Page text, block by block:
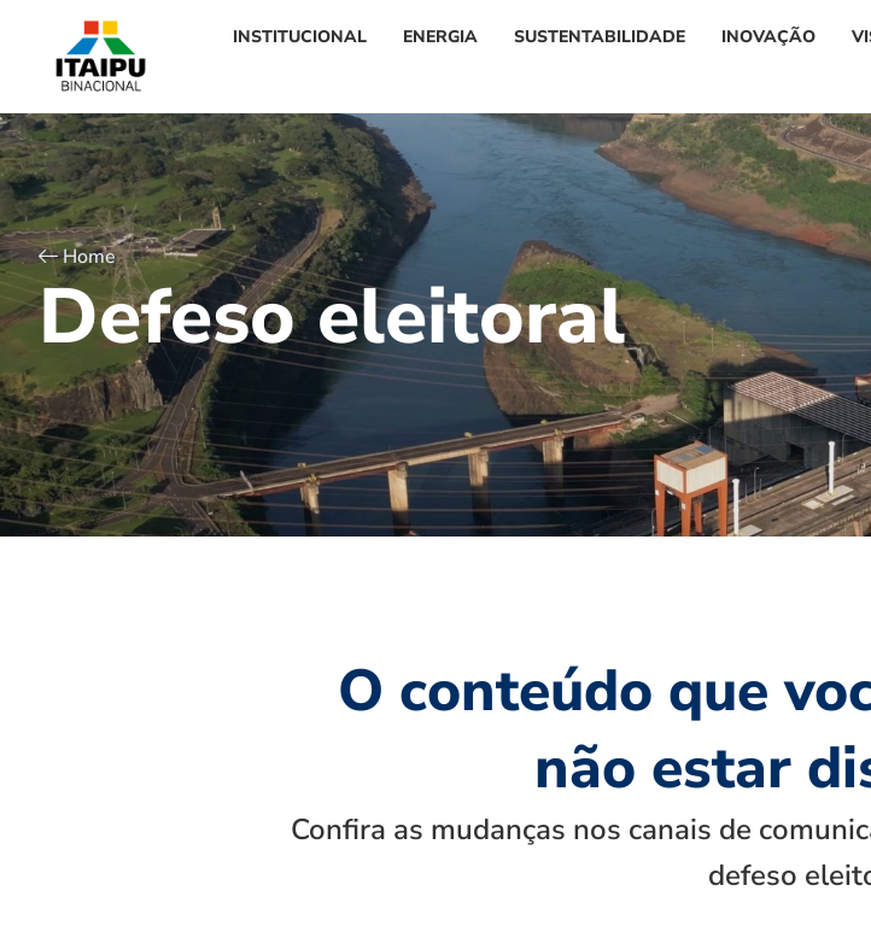
INSTITUCIONAL ENERGIA SUSTENTABILIDADE INOVAÇÃO
Home
Defeso eleitoral
O conteúdo que
não estar
Confira as mudanças nos canais de
defeso